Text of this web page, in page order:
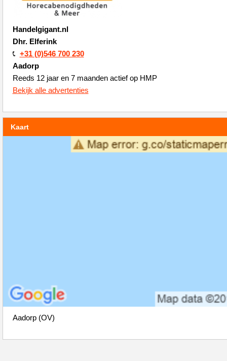
Handelgigant.nl
Dhr. Elferink
+31 (0)546 700 230
Aadorp
Reeds 12 jaar en 7 maanden actief op HMP
Bekijk alle advertenties
Kaart
Aadorp (OV)